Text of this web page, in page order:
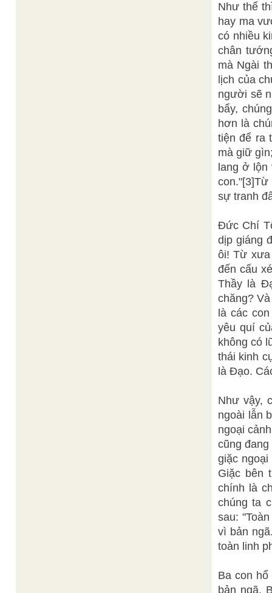
Như thế
hay ma
có nhiều
chân
mà Ngài
lịch của
người sẽ
bẩy,
hơn là
tiện để ra
mà giữ
lang ở
sự tranh
Đức Chí
dịp giáng
ôi! Từ xưa
đến cấu
Thầy là
chăng?
là các
yêu quí
không có
thái kinh
là Đạo.
Như vậy,
ngoài lẫn
ngoại
cũng
giặc
Giặc bên
chính là
chúng ta
sau:
vì bản
toàn linh
Ba con
bản ngã.